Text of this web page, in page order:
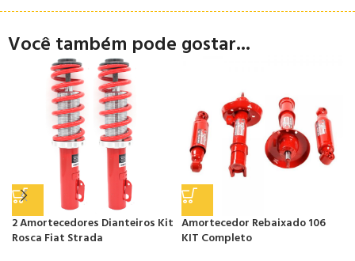
Você também pode gostar...
2 Amortecedores Dianteiros Kit
Rosca Fiat Strada
Amortecedor Rebaixado 106
KIT Completo